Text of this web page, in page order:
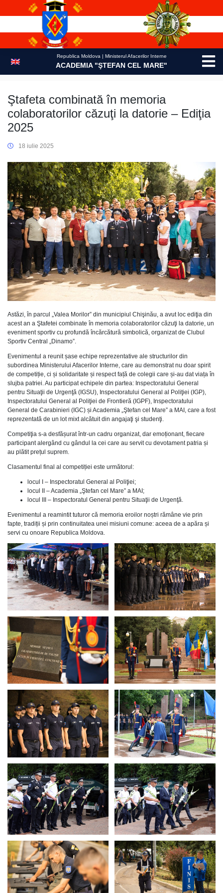
Republica Moldova | Ministerul Afacerilor Interne
ACADEMIA "ŞTEFAN CEL MARE"
Ştafeta combinată în memoria
colaboratorilor căzuţi la datorie – Ediţia
2025
18 iulie 2025
Astăzi, în parcul „Valea Morilor” din municipiul Chişinău, a avut loc ediţia din
acest an a Ştafetei combinate în memoria colaboratorilor căzuţi la datorie, un
eveniment sportiv cu profundă încărcătură simbolică, organizat de Clubul
Sportiv Central „Dinamo”.
Evenimentul a reunit șase echipe reprezentative ale structurilor din
subordinea Ministerului Afacerilor Interne, care au demonstrat nu doar spirit
de competiție, ci și solidaritate și respect față de colegii care și-au dat viața în
slujba patriei. Au participat echipele din partea: Inspectoratului General
pentru Situaţii de Urgenţă (IGSU), Inspectoratului General al Poliţiei (IGP),
Inspectoratului General al Poliţiei de Frontieră (IGPF), Inspectoratului
General de Carabinieri (IGC) și Academia „Ştefan cel Mare” a MAI, care a fost
reprezentată de un lot mixt alcătuit din angajaţi şi studenţi.
Competiţia s-a desfășurat într-un cadru organizat, dar emoționant, fiecare
participant alergând cu gândul la cei care au servit cu devotament patria și
au plătit prețul suprem.
Clasamentul final al competiției este următorul:
locul I – Inspectoratul General al Poliţiei;
locul II – Academia „Ştefan cel Mare” a MAI;
locul III – Inspectoratul General pentru Situaţii de Urgenţă.
Evenimentul a reamintit tuturor că memoria eroilor noștri rămâne vie prin
fapte, tradiții și prin continuitatea unei misiuni comune: aceea de a apăra și
servi cu onoare Republica Moldova.